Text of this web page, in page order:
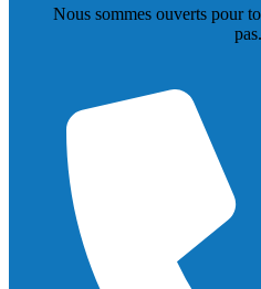
Nous sommes ouverts pour
pas.